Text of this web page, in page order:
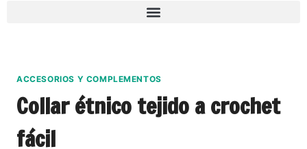
ACCESORIOS Y COMPLEMENTOS
Collar étnico tejido a crochet
fácil